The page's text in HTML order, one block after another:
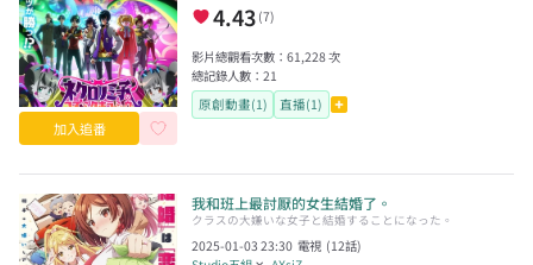
加入追番
4.43 (7)
影片總觀看次數：61,228次
總記錄人數：21
原創動畫(1)
直播(1)
我和班上最討厭的女生結婚了。
クラスの大嫌いな女子と結婚することになった。
2025-01-03 23:30 電視 (12話)